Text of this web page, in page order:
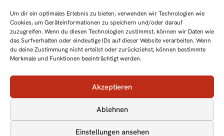
Um dir ein optimales Erlebnis zu bieten, verwenden wir Technologien wie
Cookies, um Geräteinformationen zu speichern und/oder darauf
zuzugreifen. Wenn du diesen Technologien zustimmst, können wir Daten wie
das Surfverhalten oder eindeutige IDs auf dieser Website verarbeiten. Wenn
du deine Zustimmung nicht erteilst oder zurückziehst, können bestimmte
Merkmale und Funktionen beeinträchtigt werden.
Akzeptieren
Ablehnen
Einstellungen ansehen
Newsletter
Für Newsletter anmelden